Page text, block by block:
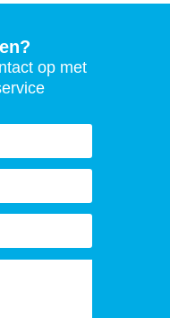
op met